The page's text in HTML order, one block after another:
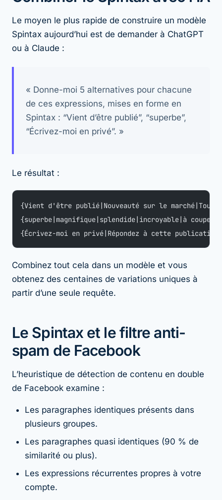
Le moyen le plus rapide de construire un modèle
Spintax aujourd’hui est de demander à ChatGPT
ou à Claude :
« Donne-moi 5 alternatives pour chacune
de ces expressions, mises en forme en
Spintax : “Vient d’être publié”, “superbe”,
“Écrivez-moi en privé”. »
Le résultat :
{Vient d'être publié|Nouveauté sur le marché|Tout
{superbe|magnifique|splendide|incroyable|à
{Écrivez-moi en privé|Répondez à cette
Combinez tout cela dans un modèle et vous
obtenez des centaines de variations uniques à
partir d’une seule requête.
Le Spintax et le filtre anti-
spam de Facebook
L’heuristique de détection de contenu en double
de Facebook examine :
Les paragraphes identiques présents dans
plusieurs groupes.
Les paragraphes quasi identiques (90 % de
similarité ou plus).
Les expressions récurrentes propres à votre
compte.